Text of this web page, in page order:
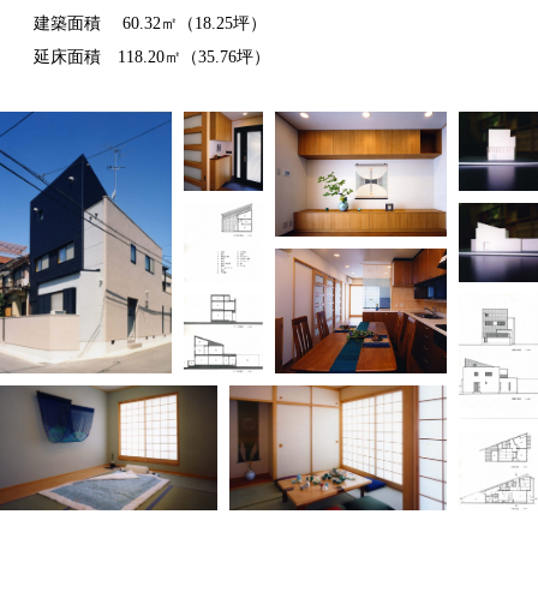
建築面積 60.32㎡（18.25坪）
延床面積 118.20㎡（35.76坪）